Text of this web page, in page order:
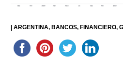
|ARGENTINA BANCOS FINANCIERO